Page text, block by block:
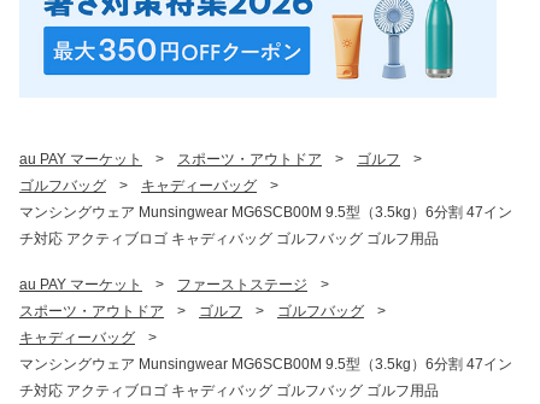
au PAY マーケット > スポーツ・アウトドア > ゴルフ
>
ゴルフバッグ
> キャディーバッグ
>
マンシングウェア Munsingwear MG6SCB00M 9.5型（3.5kg）6分割 47イン
チ対応 アクティブロゴ キャディバッグ ゴルフバッグ ゴルフ用品
au PAY マーケット > ファーストステージ
>
スポーツ・アウトドア
> ゴルフ > ゴルフバッグ
>
キャディーバッグ
>
マンシングウェア Munsingwear MG6SCB00M 9.5型（3.5kg）6分割 47イン
チ対応 アクティブロゴ キャディバッグ ゴルフバッグ ゴルフ用品